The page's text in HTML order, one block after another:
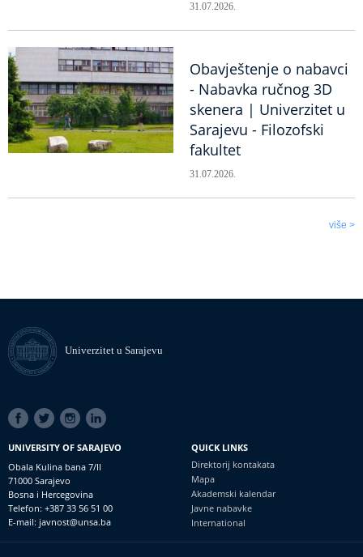
31.07.2026.
Obavještenje o nabavci
- Nabavka ručnog 3D
skenera | Univerzitet u
Sarajevu - Filozofski
fakultet
31.07.2026.
više >
Univerzitet u Sarajevu
SOCIAL
LINKS
UNIVERSITY OF SARAJEVO
Obala Kulina bana 7/II
71000 Sarajevo
Bosna i Hercegovina
Telefon: +387 33 56 51 00
E-mail: javnost@unsa.ba
QUICK LINKS
Direktorij kontakata
Mapa
Akademski kalendar
Javne nabavke
International